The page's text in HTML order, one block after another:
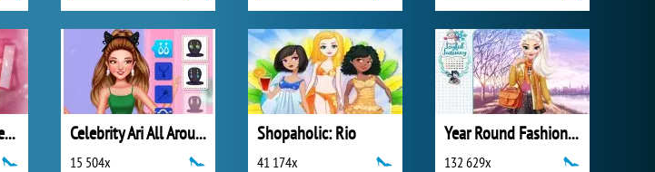
Instagirls valentines Dress Up Celebrity Ari All Around the Fashion
15 504x
Shopaholic: Rio
41 174x
Year Round Fashionista: Elsa
132 629x